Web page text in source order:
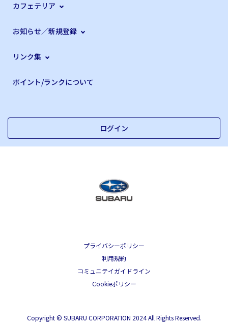
カフェテリア
お知らせ／新規登録
リンク集
ポイント/ランクについて
ログイン
プライバシーポリシー
利用規約
コミュニテイガイドライン
Cookieポリシー
Copyright © SUBARU CORPORATION 2024 All Rights Reserved.